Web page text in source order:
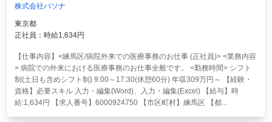
株式会社パソナ
東京都
正社員：時給1,634円
【仕事内容】<練馬区/病院外来での医療事務のお仕事 (正社員)> <業務内容
> 病院での外来における医療事務のお仕事全般です。 <勤務時間> シフト
制(土日も含めシフト制) 9:00～17:30(休憩60分) 年収309万円～ 【経験・
資格】必要スキル 入力・編集(Word)、入力・編集(Excel) 【給与】時
給:1,634円 【求人番号】6000924750 【市区町村】練馬区 【都...